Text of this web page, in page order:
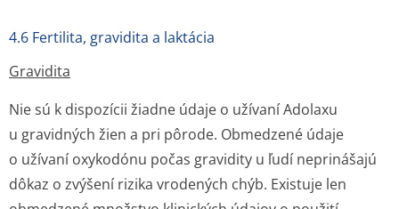
4.6 Fertilita, gravidita a laktácia
Gravidita
Nie sú k dispozícii žiadne údaje o užívaní Adolaxu
u gravidných žien a pri pôrode. Obmedzené údaje
o užívaní oxykodónu počas gravidity u ľudí neprinášajú
dôkaz o zvýšení rizika vrodených chýb. Existuje len